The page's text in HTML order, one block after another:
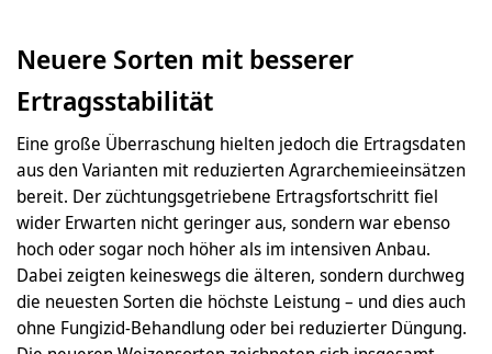
Neuere Sorten mit besserer
Ertragsstabilität
Eine große Überraschung hielten jedoch die Ertragsdaten
aus den Varianten mit reduzierten Agrarchemieeinsätzen
bereit. Der züchtungsgetriebene Ertragsfortschritt fiel
wider Erwarten nicht geringer aus, sondern war ebenso
hoch oder sogar noch höher als im intensiven Anbau.
Dabei zeigten keineswegs die älteren, sondern durchweg
die neuesten Sorten die höchste Leistung – und dies auch
ohne Fungizid-Behandlung oder bei reduzierter Düngung.